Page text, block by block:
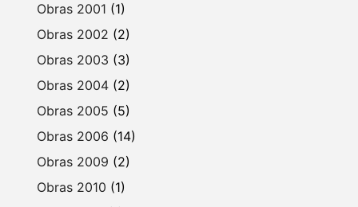
Obras 2001 (1)
Obras 2002 (2)
Obras 2003 (3)
Obras 2004 (2)
Obras 2005 (5)
Obras 2006 (14)
Obras 2009 (2)
Obras 2010 (1)